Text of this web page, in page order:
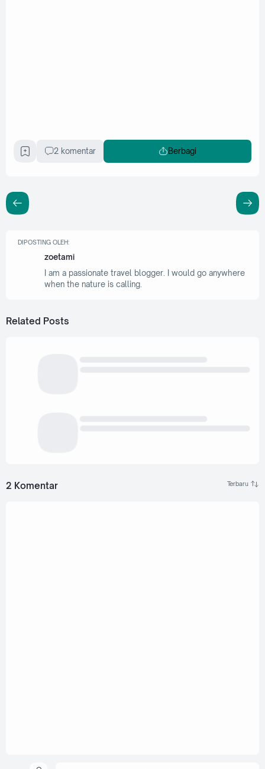
2 komentar Berbagi
DIPOSTING OLEH:
zoetami
I am a passionate travel blogger. I would go anywhere
when the nature is calling.
Related Posts
2 Komentar